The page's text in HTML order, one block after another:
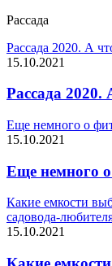
Рассада
Рассада 2020. А
15.10.2021
Рассада 2020.
Еще немного о
15.10.2021
Еще немного
Какие емкости
садовода-
15.10.2021